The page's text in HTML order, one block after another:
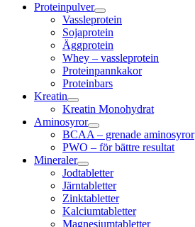
Proteinpulver
Vassleprotein
Sojaprotein
Äggprotein
Whey – vassleprotein
Proteinpannkakor
Proteinbars
Kreatin
Kreatin Monohydrat
Aminosyror
BCAA – grenade aminosyror
PWO – för bättre resultat
Mineraler
Jodtabletter
Järntabletter
Zinktabletter
Kalciumtabletter
Magnesiumtabletter